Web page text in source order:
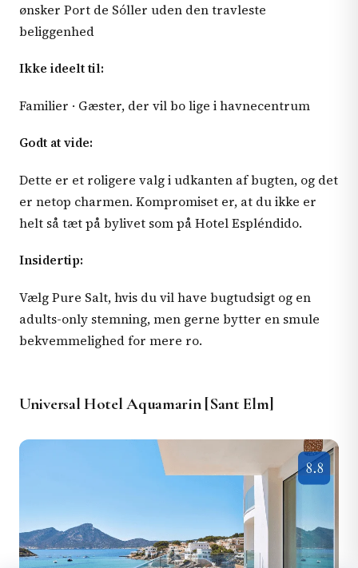
ønsker Port de Sóller uden den travleste
beliggenhed
Ikke ideelt til:
Familier · Gæster, der vil bo lige i havnecentrum
Godt at vide:
Dette er et roligere valg i udkanten af bugten, og det
er netop charmen. Kompromiset er, at du ikke er
helt så tæt på bylivet som på Hotel Espléndido.
Insidertip:
Vælg Pure Salt, hvis du vil have bugtudsigt og en
adults-only stemning, men gerne bytter en smule
bekvemmelighed for mere ro.
Universal Hotel Aquamarin [Sant Elm]